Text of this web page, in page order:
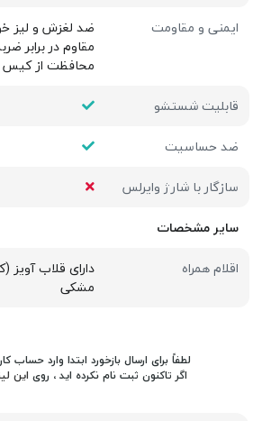
ایمنی و مقاومت
ضد لغزش و لیز
مقاوم در برابر
محافظت از کیس
قابلیت شستشو
ضد حساسیت
سازگار با شارژ وایرلس
سایر مشخصات
اقلام همراه
دارای قلاب آویز
مشکی
لطفاً برای ارسال بازخورد ابتدا وارد حساب
اگر تاکنون ثبت نام نکرده اید ، روی این